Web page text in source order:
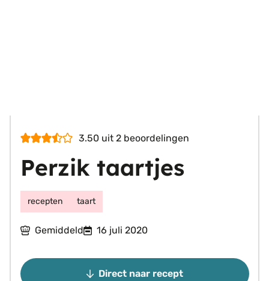
3.50 uit 2 beoordelingen
Perzik taartjes
recepten taart
Gemiddeld 16 juli 2020
Direct naar recept